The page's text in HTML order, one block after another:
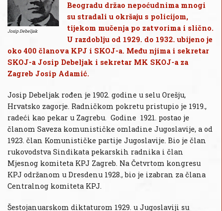
Josip Debeljak
Beogradu držao nepoćudnima mnogi
su stradali u okršaju s policijom,
tijekom mučenja po zatvorima i slično.
U razdoblju od 1929. do 1932. ubijeno je
oko 400 članova KPJ i SKOJ-a. Među njima i sekretar
SKOJ-a Josip Debeljak i sekretar MK SKOJ-a za
Zagreb Josip Adamić.
Josip Debeljak rođen je 1902. godine u selu Orešju,
Hrvatsko zagorje. Radničkom pokretu pristupio je 1919.,
radeći kao pekar u Zagrebu. Godine 1921. postao je
članom Saveza komunističke omladine Jugoslavije, a od
1923. član Komunističke partije Jugoslavije. Bio je član
rukovodstva Sindikata pekarskih radnika i član
Mjesnog komiteta KPJ Zagreb. Na Četvrtom kongresu
KPJ održanom u Dresdenu 1928., bio je izabran za člana
Centralnog komiteta KPJ.
Šestojanuarskom diktaturom 1929. u Jugoslaviji su